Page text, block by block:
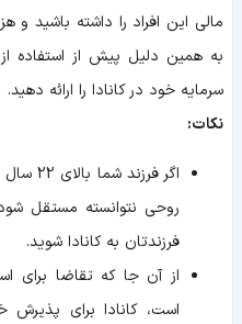
مالی این افراد را داشته باشید و
به همین دلیل پیش از استفاده
سرمایه خود در کانادا را ارائه دهید.
نکات:
اگر
روحی نتوانسته مستقل
فرزندتان به کانادا شوید.
از آن جا که تقاضا برای
است، کانادا برای پذیرش